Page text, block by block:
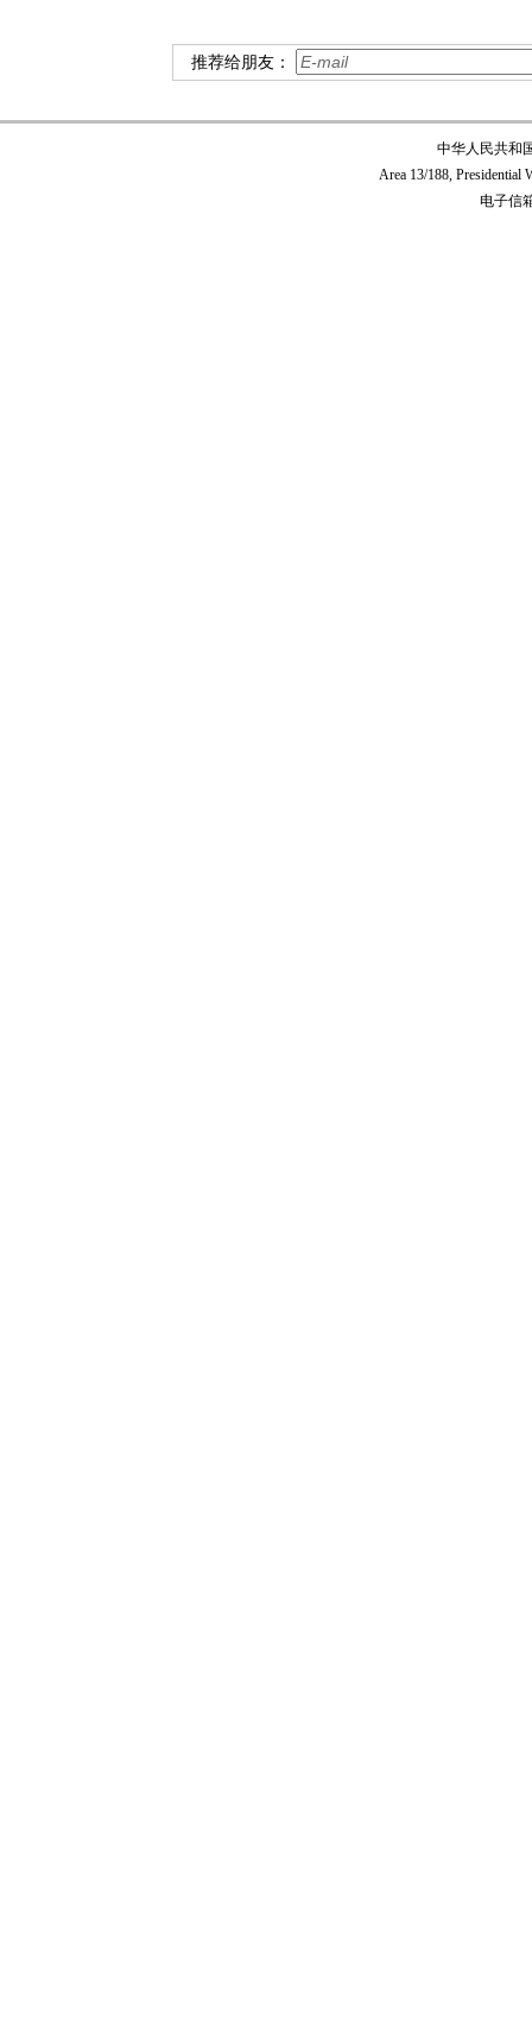
推荐给朋友：
中华人民共和
Area 13/188, Presidential
电子信